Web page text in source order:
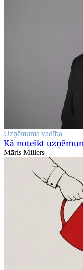
Uzņēmuma vadība
Kā noteikt
Māris Millers